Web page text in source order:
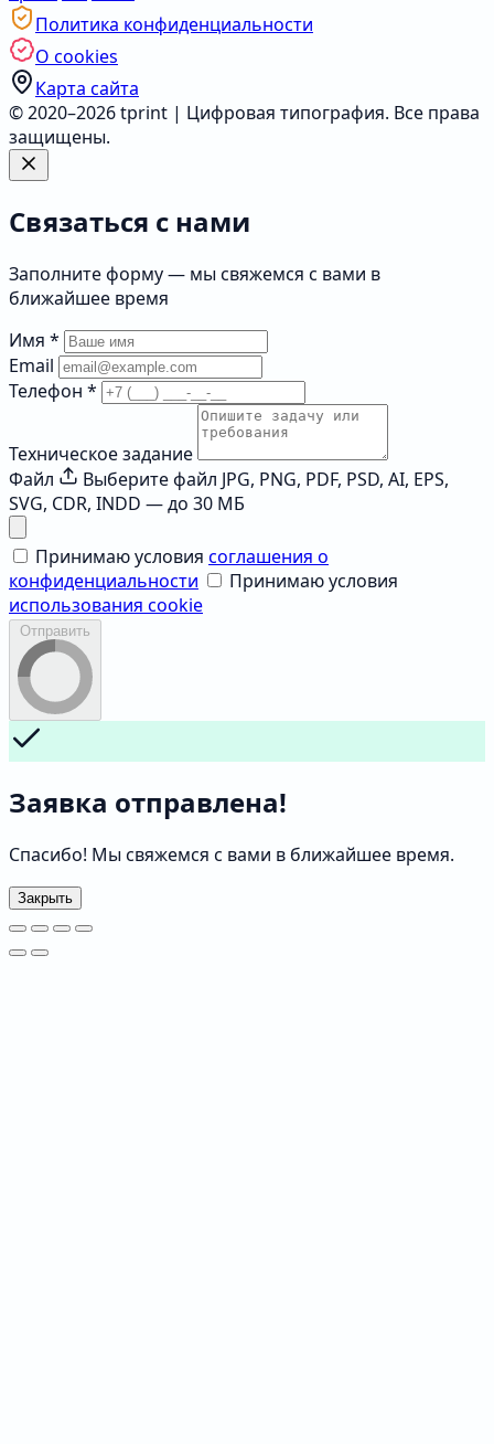
Политика конфиденциальности
О cookies
Карта сайта
© 2020–2026 tprint | Цифровая типография. Все права
защищены.
Связаться с нами
Заполните форму — мы свяжемся с вами в
ближайшее время
Имя *
Email
Телефон *
Техническое задание
Файл
Выберите файл JPG, PNG, PDF, PSD, AI, EPS,
SVG, CDR, INDD — до 30 МБ
Принимаю условия соглашения о
конфиденциальности
Принимаю условия
использования cookie
Отправить
Заявка отправлена!
Спасибо! Мы свяжемся с вами в ближайшее время.
Закрыть